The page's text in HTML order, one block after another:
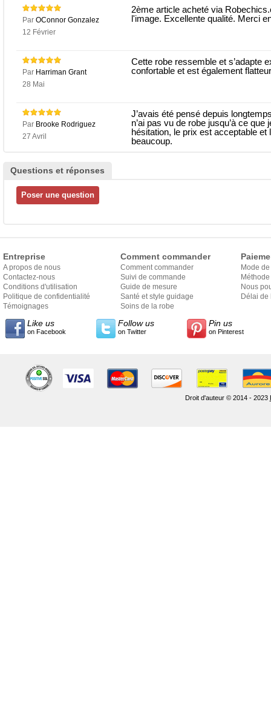
Par OConnor Gonzalez
12 Février
2ème article acheté via
l'image. Excellente qualité. Merci
Par Harriman Grant
28 Mai
Cette robe ressemble et s’adapte
confortable et est également
Par Brooke Rodriguez
27 Avril
J’avais été pensé depuis
n’ai pas vu de robe jusqu’à ce
hésitation, le prix est acceptable
beaucoup.
Questions et réponses
Entreprise
A propos de nous
Contactez-nous
Conditions d'utilisation
Politique de confidentialité
Témoignages
Comment commander
Comment commander
Suivi de commande
Guide de mesure
Santé et style guidage
Soins de la robe
Mode
Nous
Délai de
Like us
on Facebook
Follow us
on Twitter
Pin us
on Pinterest
Droit d'auteur © 2014 - 2023